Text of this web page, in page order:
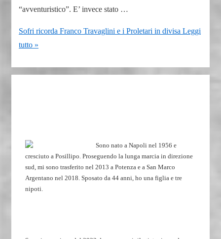
“avventuristico”. E’ invece stato …
Sofri ricorda Franco Travaglini e i Proletari in divisa Leggi
tutto »
Sono nato a Napoli nel 1956 e
cresciuto a Posillipo. Proseguendo la lunga marcia in direzione
sud, mi sono trasferito nel 2013 a Potenza e a San Marco
Argentano nel 2018. Sposato da 44 anni, ho una figlia e tre
nipoti.